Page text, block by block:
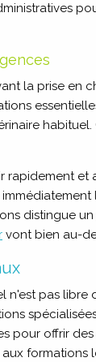
la prise en
rapidement
distingue
vont bien au-
n'est pas libre
pour offrir
formations